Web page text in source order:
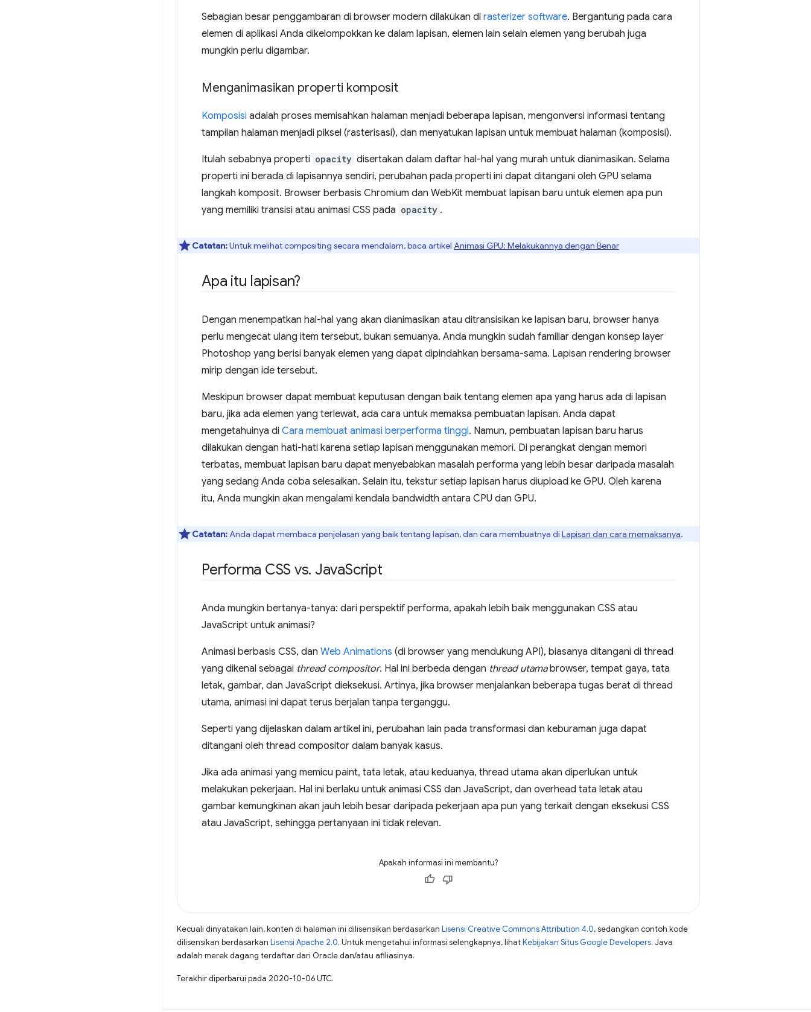
Sebagian besar penggambaran di browser modern dilakukan di rasterizer software. Bergantung pada cara
elemen di aplikasi Anda dikelompokkan ke dalam lapisan, elemen lain selain elemen yang berubah juga
mungkin perlu digambar.
Menganimasikan properti komposit
Komposisi adalah proses memisahkan halaman menjadi beberapa lapisan, mengonversi informasi tentang
tampilan halaman menjadi piksel (rasterisasi), dan menyatukan lapisan untuk membuat halaman (komposisi).
Itulah sebabnya properti opacity disertakan dalam daftar hal-hal yang murah untuk dianimasikan. Selama
properti ini berada di lapisannya sendiri, perubahan pada properti ini dapat ditangani oleh GPU selama
langkah komposit. Browser berbasis Chromium dan WebKit membuat lapisan baru untuk elemen apa pun
yang memiliki transisi atau animasi CSS pada opacity .
Catatan:Untuk melihat compositing secara mendalam, baca artikel Animasi GPU: Melakukannya dengan Benar
Apa itu lapisan?
Dengan menempatkan hal-hal yang akan dianimasikan atau ditransisikan ke lapisan baru, browser hanya
perlu mengecat ulang item tersebut, bukan semuanya. Anda mungkin sudah familiar dengan konsep layer
Photoshop yang berisi banyak elemen yang dapat dipindahkan bersama-sama. Lapisan rendering browser
mirip dengan ide tersebut.
Meskipun browser dapat membuat keputusan dengan baik tentang elemen apa yang harus ada di lapisan
baru, jika ada elemen yang terlewat, ada cara untuk memaksa pembuatan lapisan. Anda dapat
mengetahuinya di Cara membuat animasi berperforma tinggi. Namun, pembuatan lapisan baru harus
dilakukan dengan hati-hati karena setiap lapisan menggunakan memori. Di perangkat dengan memori
terbatas, membuat lapisan baru dapat menyebabkan masalah performa yang lebih besar daripada masalah
yang sedang Anda coba selesaikan. Selain itu, tekstur setiap lapisan harus diupload ke GPU. Oleh karena
itu, Anda mungkin akan mengalami kendala bandwidth antara CPU dan GPU.
Catatan:Anda dapat membaca penjelasan yang baik tentang lapisan, dan cara membuatnya di Lapisan dan cara memaksanya.
Performa CSS vs. JavaScript
Anda mungkin bertanya-tanya: dari perspektif performa, apakah lebih baik menggunakan CSS atau
JavaScript untuk animasi?
Animasi berbasis CSS, dan Web Animations (di browser yang mendukung API), biasanya ditangani di thread
yang dikenal sebagai thread compositor. Hal ini berbeda dengan thread utamabrowser, tempat gaya, tata
letak, gambar, dan JavaScript dieksekusi. Artinya, jika browser menjalankan beberapa tugas berat di thread
utama, animasi ini dapat terus berjalan tanpa terganggu.
Seperti yang dijelaskan dalam artikel ini, perubahan lain pada transformasi dan keburaman juga dapat
ditangani oleh thread compositor dalam banyak kasus.
Jika ada animasi yang memicu paint, tata letak, atau keduanya, thread utama akan diperlukan untuk
melakukan pekerjaan. Hal ini berlaku untuk animasi CSS dan JavaScript, dan overhead tata letak atau
gambar kemungkinan akan jauh lebih besar daripada pekerjaan apa pun yang terkait dengan eksekusi CSS
atau JavaScript, sehingga pertanyaan ini tidak relevan.
Apakah informasi ini membantu?
Kecuali dinyatakan lain, konten di halaman ini dilisensikan berdasarkan Lisensi Creative Commons Attribution 4.0, sedangkan contoh kode
dilisensikan berdasarkan Lisensi Apache 2.0. Untuk mengetahui informasi selengkapnya, lihatKebijakan Situs Google Developers. Java
adalah merek dagang terdaftar dari Oracle dan/atau afiliasinya.
Terakhir diperbarui pada 2020-10-06 UTC.